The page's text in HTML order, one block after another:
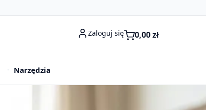
Zaloguj się 0,00zł
Narzędzia